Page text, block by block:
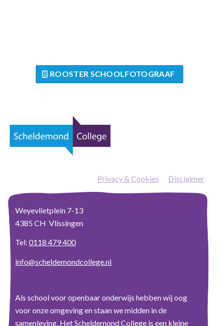
ROOSTER SCHOOLFOTOGRAAF
Privacy & Cookies Disclaimer
Weyevlietplein 7-13
4385 CH Vlissingen
Tel:0118 479 400
info@scheldemondcollege.nl
Als school voor openbaar onderwijs hebben wij oog
voor onze omgeving en staan we midden in de
samenleving. Het Scheldemond College is een kleine